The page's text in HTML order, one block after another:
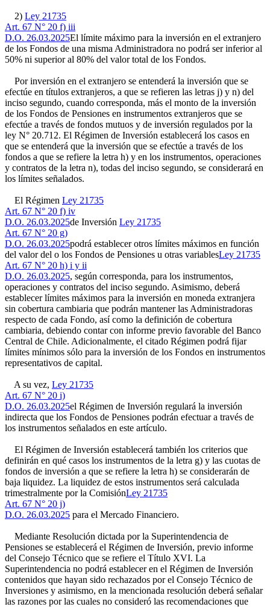
2) Ley 21735
Art. 67 N° 20 f) iii
D.O. 26.03.2025El límite máximo para la inversión en el extranjero
de los Fondos de una misma Administradora no podrá ser inferior al
50% ni superior al 80% del valor total de los Fondos.
Por inversión en el extranjero se entenderá la inversión que se
efectúe en títulos extranjeros, a que se refieren las letras j) y n) del
inciso segundo, cuando corresponda, más el monto de la inversión
de los Fondos de Pensiones en instrumentos extranjeros que se
efectúe a través de fondos mutuos y de inversión regulados por la
ley N° 20.712. El Régimen de Inversión establecerá los casos en
que se entenderá que la inversión que se efectúe a través de los
fondos a que se refiere la letra h) y en los instrumentos, operaciones
y contratos de la letra n), todas del inciso segundo, se considerará en
los límites señalados.
El Régimen Ley 21735
Art. 67 N° 20 f) iv
D.O. 26.03.2025de Inversión Ley 21735
Art. 67 N° 20 g)
D.O. 26.03.2025podrá establecer otros límites máximos en función
del valor del o los Fondos de Pensiones u otras variablesLey 21735
Art. 67 N° 20 h) i y ii
D.O. 26.03.2025, según corresponda, para los instrumentos,
operaciones y contratos del inciso segundo. Asimismo, deberá
establecer límites máximos para la inversión en moneda extranjera
sin cobertura cambiaria que podrán mantener las Administradoras
respecto de cada Fondo, así como la definición de cobertura
cambiaria, debiendo contar con informe previo favorable del Banco
Central de Chile. Adicionalmente, el citado Régimen podrá fijar
límites mínimos sólo para la inversión de los Fondos en instrumentos
representativos de capital.
A su vez, Ley 21735
Art. 67 N° 20 i)
D.O. 26.03.2025el Régimen de Inversión regulará la inversión
indirecta que los Fondos de Pensiones podrán efectuar a través de
los instrumentos señalados en este artículo.
El Régimen de Inversión establecerá también los criterios que
definirán en qué casos los instrumentos de la letra g) y las cuotas de
fondos de inversión a que se refiere la letra h) se considerarán de
baja liquidez. La liquidez de estos instrumentos será calculada
trimestralmente por la ComisiónLey 21735
Art. 67 N° 20 j)
D.O. 26.03.2025 para el Mercado Financiero.
Mediante Resolución dictada por la Superintendencia de
Pensiones se establecerá el Régimen de Inversión, previo informe
del Consejo Técnico que se refiere el Título XVI. La
Superintendencia no podrá establecer en el Régimen de Inversión
contenidos que hayan sido rechazados por el Consejo Técnico de
Inversiones y asimismo, en la mencionada resolución deberá señalar
las razones por las cuales no consideró las recomendaciones que